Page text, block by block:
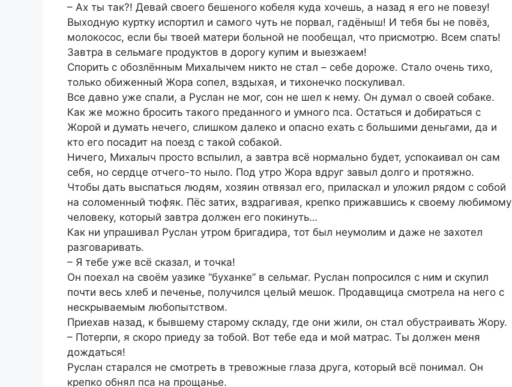
– Ах ты так?! Девай своего бешеного кобеля куда хочешь, а назад я его не повезу!
Выходную куртку испортил и самого чуть не порвал, гадёныш! И тебя бы не повёз,
молокосос, если бы твоей матери больной не пообещал, что присмотрю. Всем спать!
Завтра в сельмаге продуктов в дорогу купим и выезжаем!
Спорить с обозлённым Михалычем никто не стал – себе дороже. Стало очень тихо,
только обиженный Жора сопел, вздыхая, и тихонечко поскуливал.
Все давно уже спали, а Руслан не мог, сон не шел к нему. Он думал о своей собаке.
Как же можно бросить такого преданного и умного пса. Остаться и добираться с
Жорой и думать нечего, слишком далеко и опасно ехать с большими деньгами, да и
кто его посадит на поезд с такой собакой.
Ничего, Михалыч просто вспылил, а завтра всё нормально будет, успокаивал он сам
себя, но сердце отчего-то ныло. Под утро Жора вдруг завыл долго и протяжно.
Чтобы дать выспаться людям, хозяин отвязал его, приласкал и уложил рядом с собой
на соломенный тюфяк. Пёс затих, вздрагивая, крепко прижавшись к своему любимому
человеку, который завтра должен его покинуть…
Как ни упрашивал Руслан утром бригадира, тот был неумолим и даже не захотел
разговаривать.
– Я тебе уже всё сказал, и точка!
Он поехал на своём уазике “буханке” в сельмаг. Руслан попросился с ним и скупил
почти весь хлеб и печенье, получился целый мешок. Продавщица смотрела на него с
нескрываемым любопытством.
Приехав назад, к бывшему старому складу, где они жили, он стал обустраивать Жору.
– Потерпи, я скоро приеду за тобой. Вот тебе еда и мой матрас. Ты должен меня
дождаться!
Руслан старался не смотреть в тревожные глаза друга, который всё понимал. Он
крепко обнял пса на прощанье.